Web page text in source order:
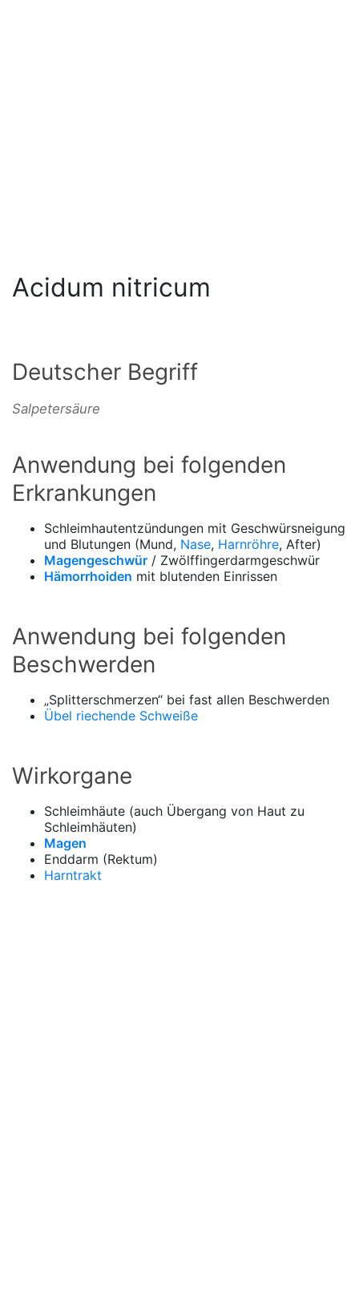
Acidum nitricum
Deutscher Begriff
Salpetersäure
Anwendung bei folgenden
Erkrankungen
Schleimhautentzündungen mit Geschwürsneigung
und Blutungen (Mund, Nase, Harnröhre, After)
Magengeschwür / Zwölffingerdarmgeschwür
Hämorrhoiden mit blutenden Einrissen
Anwendung bei folgenden
Beschwerden
„Splitterschmerzen“ bei fast allen Beschwerden
Übel riechende Schweiße
Wirkorgane
Schleimhäute (auch Übergang von Haut zu
Schleimhäuten)
Magen
Enddarm (Rektum)
Harntrakt